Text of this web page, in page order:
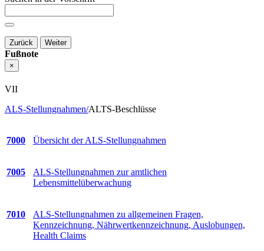
Zurück Weiter
Fußnote
×
VII
ALS-Stellungnahmen/ALTS-Beschlüsse
7000 Übersicht der ALS-Stellungnahmen
7005
ALS-Stellungnahmen zur amtlichen
Lebensmittelüberwachung
7010
ALS-Stellungnahmen zu allgemeinen Fragen,
Kennzeichnung, Nährwertkennzeichnung, Auslobungen,
Health Claims